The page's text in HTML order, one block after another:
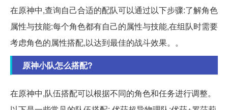
在原神中,查询自己合适的配队可以通过以下步骤:了解角色
属性与技能:每个角色都有自己的属性与技能,在组队时需要
考虑角色的属性搭配,以达到最佳的战斗效果。。
原神小队怎么搭配?
在原神中,队伍搭配可以根据不同的角色和任务进行调整。